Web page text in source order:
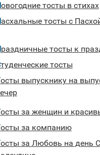
Новогодние тосты в стихах
Пасхальные тосты с
Праздничные тосты к
Студенческие тосты
Тосты за женщин и
Тосты за компанию